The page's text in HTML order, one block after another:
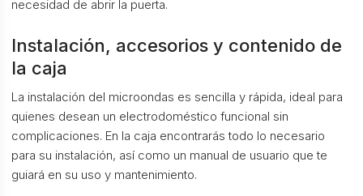
necesidad de abrir la puerta.
Instalación, accesorios y contenido de
la caja
La instalación del microondas es sencilla y rápida, ideal para
quienes desean un electrodoméstico funcional sin
complicaciones. En la caja encontrarás todo lo necesario
para su instalación, así como un manual de usuario que te
guiará en su uso y mantenimiento.